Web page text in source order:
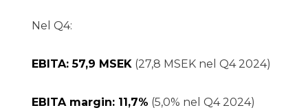
Nel Q4:
EBITA: 57,9 MSEK (27,8 MSEK nel Q4 2024)
EBITA margin: 11,7% (5,0% nel Q4 2024)